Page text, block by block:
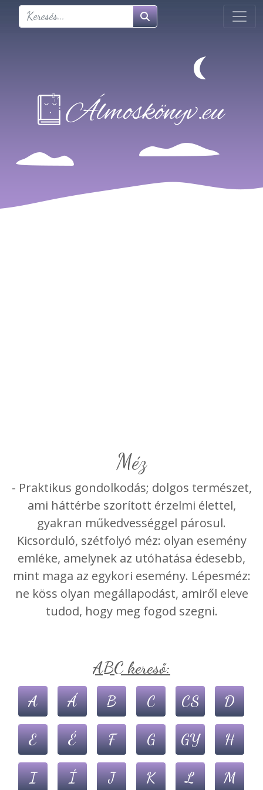
méz
- Praktikus gondolkodás; dolgos természet,
ami háttérbe szorított érzelmi élettel,
gyakran műkedvességgel párosul.
Kicsorduló, szétfolyó méz: olyan esemény
emléke, amelynek az utóhatása édesebb,
mint maga az egykori esemény. Lépesméz:
ne köss olyan megállapodást, amiről eleve
tudod, hogy meg fogod szegni.
ABC kereső:
A Á B C CS D
E É F G GY H
I Í J K L M